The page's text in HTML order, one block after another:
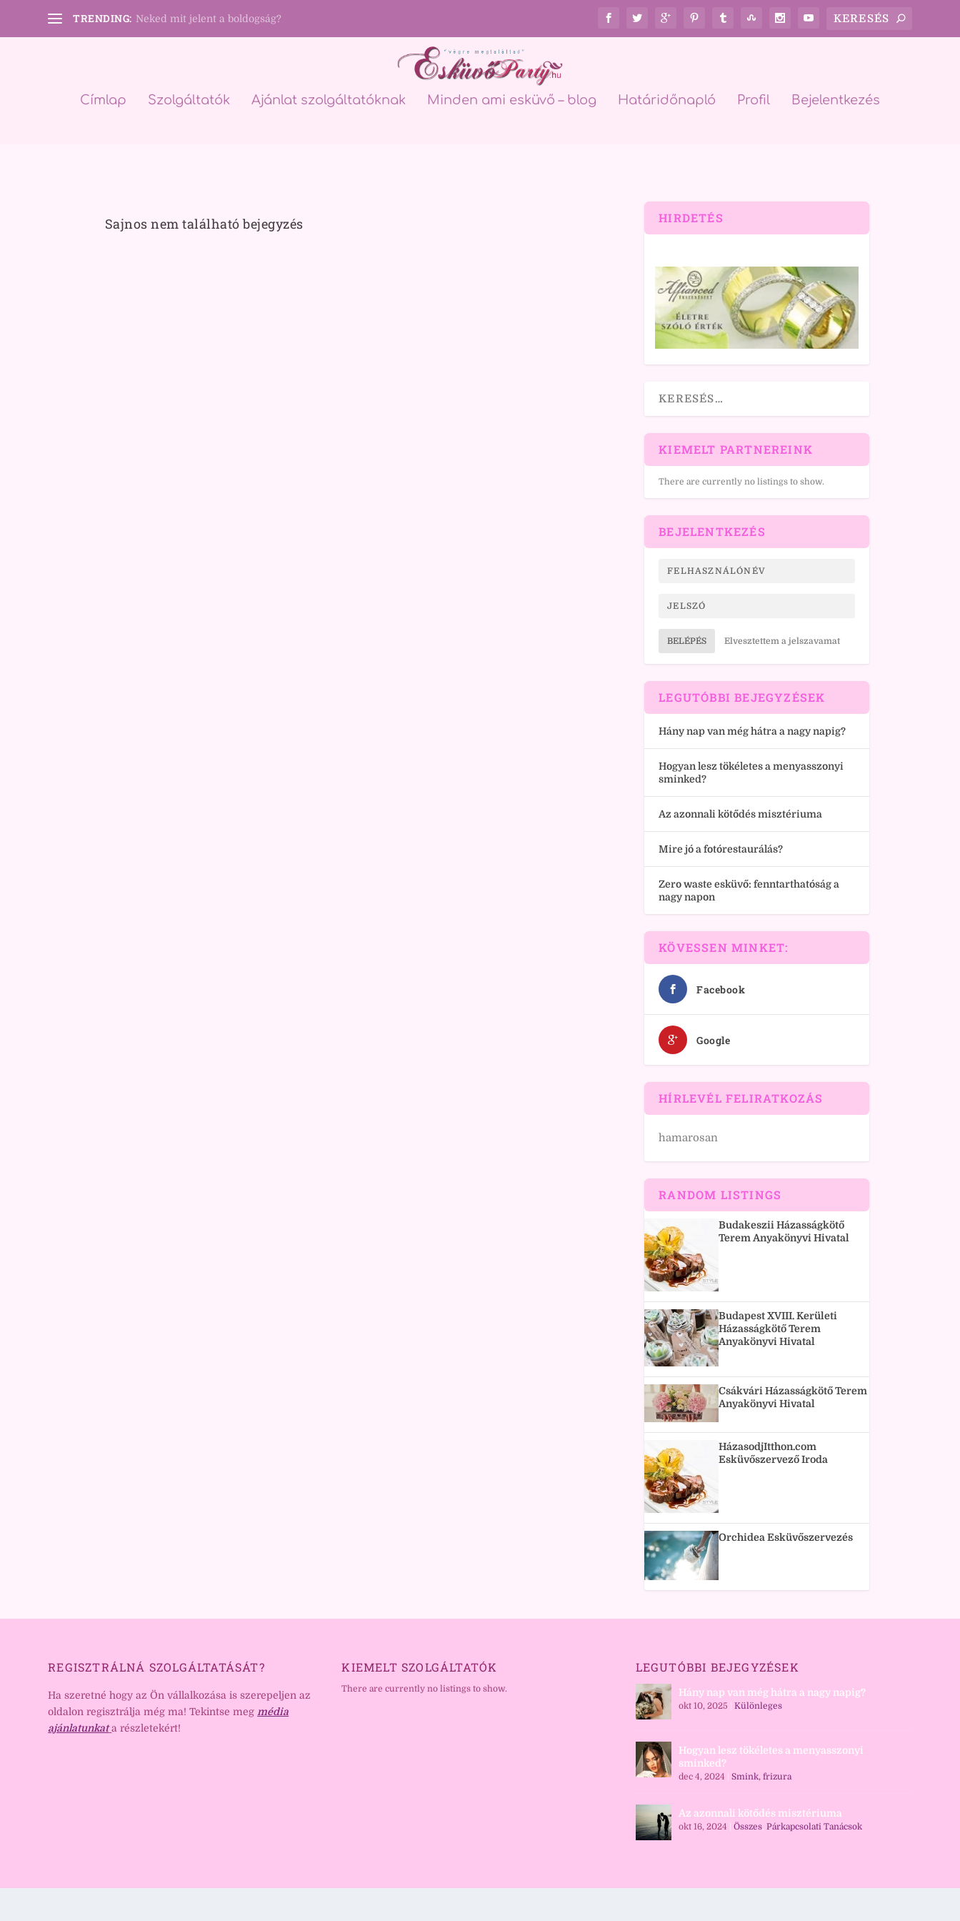
TRENDING: Neked mit jelent a boldogság?
Címlap Szolgáltatók Ajánlat szolgáltatóknak Minden ami esküvő – blog Határidőnapló Profil Bejelentkezés
Sajnos nem található bejegyzés HIRDETÉS
KIEMELT PARTNEREINK
There are currently no listings to show.
BEJELENTKEZÉS
BELÉPÉS Elvesztettem a jelszavamat
LEGUTÓBBI BEJEGYZÉSEK
Hány nap van még hátra a nagy napig?
Hogyan lesz tökéletes a menyasszonyi
sminked?
Az azonnali kötődés misztériuma
Mire jó a fotórestaurálás?
Zero waste esküvő: fenntarthatóság a
nagy napon
KÖVESSEN MINKET:
Facebook
Google
HÍRLEVÉL FELIRATKOZÁS
hamarosan
RANDOM LISTINGS
Budakeszii Házasságkötő
Terem Anyakönyvi Hivatal
Budapest XVIII. Kerületi
Házasságkötő Terem
Anyakönyvi Hivatal
Csákvári Házasságkötő Terem
Anyakönyvi Hivatal
HázasodjItthon.com
Esküvőszervező Iroda
Orchidea Esküvőszervezés
REGISZTRÁLNÁ SZOLGÁLTATÁSÁT?
Ha szeretné hogy az Ön vállalkozása is szerepeljen az
oldalon regisztrálja még ma! Tekintse meg média
ajánlatunkat a részletekért!
KIEMELT SZOLGÁLTATÓK
There are currently no listings to show.
LEGUTÓBBI BEJEGYZÉSEK
Hány nap van még hátra a nagy napig?
okt 10, 2025 Különleges
Hogyan lesz tökéletes a menyasszonyi
sminked?
dec 4, 2024 Smink, frizura
Az azonnali kötődés misztériuma
okt 16, 2024 Összes, Párkapcsolati Tanácsok